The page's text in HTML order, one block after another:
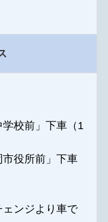
校前」下車（1
役所前」下車
ンジより車で